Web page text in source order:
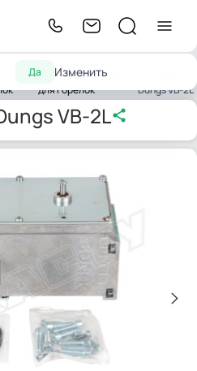
Да Изменить
газовых клапанов
для горелок
Dungs VB-2L
VB-2L